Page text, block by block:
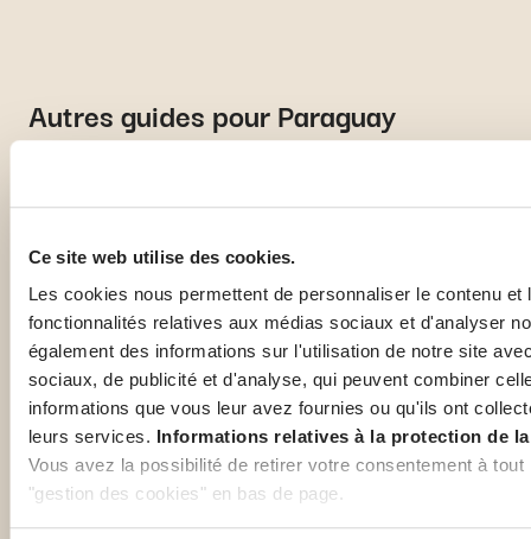
Ce site web utilise des cookies.
Les cookies nous permettent de personnaliser le contenu
fonctionnalités relatives aux médias sociaux et d'analyser
également des informations sur l'utilisation de notre site
sociaux, de publicité et d'analyse, qui peuvent combiner
informations que vous leur avez fournies ou qu'ils ont
leurs services. Informations relatives à la protection de
Vous avez la possibilité de retirer votre consentement à
"gestion des cookies" en bas de page.
Autres guides pour Paraguay
Vivre à Paraguay
Découvrez des
conseils pratiques sur
la vie quotidienne et
votre installation dans
votre nouveau pays.
Découvrir
Santé à Paraguay
Lisez tous les conseils
de santé et
recommandations
locales pour une
expatriation en toute
sécurité à l'étranger.
Découvrir